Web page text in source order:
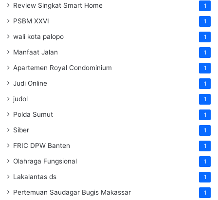
Review Singkat Smart Home 1
PSBM XXVI 1
wali kota palopo 1
Manfaat Jalan 1
Apartemen Royal Condominium 1
Judi Online 1
judol 1
Polda Sumut 1
Siber 1
FRIC DPW Banten 1
Olahraga Fungsional 1
Lakalantas ds 1
Pertemuan Saudagar Bugis Makassar 1